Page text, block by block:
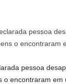
pessoa
encontraram em